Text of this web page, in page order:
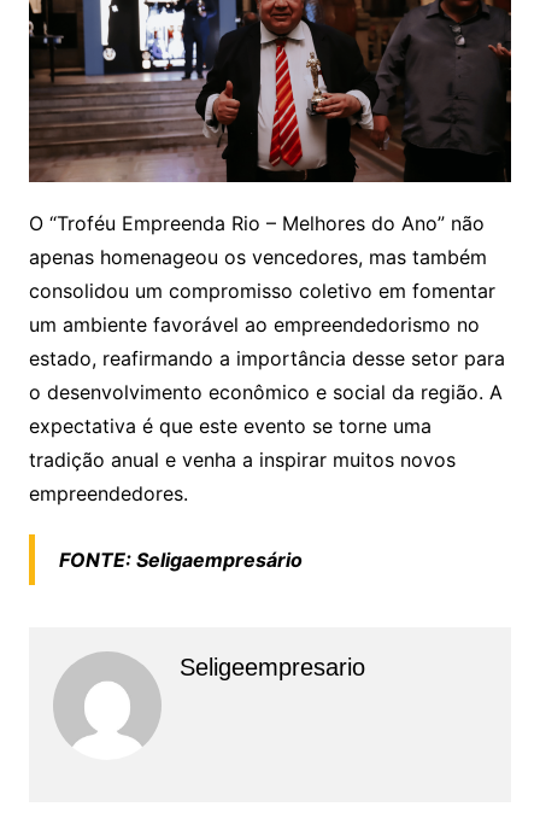
O “Troféu Empreenda Rio – Melhores do Ano” não
apenas homenageou os vencedores, mas também
consolidou um compromisso coletivo em fomentar
um ambiente favorável ao empreendedorismo no
estado, reafirmando a importância desse setor para
o desenvolvimento econômico e social da região. A
expectativa é que este evento se torne uma
tradição anual e venha a inspirar muitos novos
empreendedores.
FONTE: Seligaempresário
Seligeempresario